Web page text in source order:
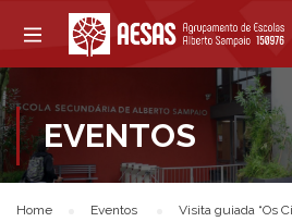
EVENTOS
Home Eventos Visita guiada “Os